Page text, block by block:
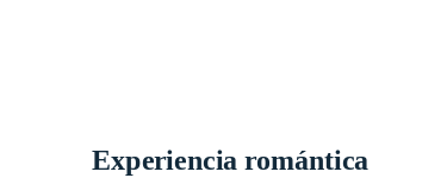
Experiencia romántica